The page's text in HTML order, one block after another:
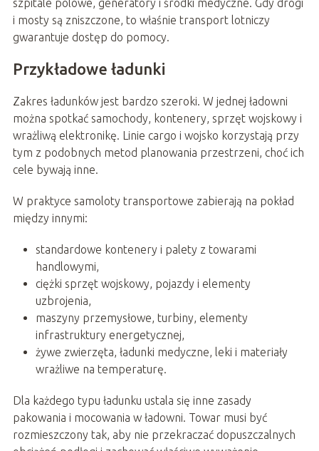
szpitale polowe, generatory i środki medyczne. Gdy drogi
i mosty są zniszczone, to właśnie transport lotniczy
gwarantuje dostęp do pomocy.
Przykładowe ładunki
Zakres ładunków jest bardzo szeroki. W jednej ładowni
można spotkać samochody, kontenery, sprzęt wojskowy i
wrażliwą elektronikę. Linie cargo i wojsko korzystają przy
tym z podobnych metod planowania przestrzeni, choć ich
cele bywają inne.
W praktyce samoloty transportowe zabierają na pokład
między innymi:
standardowe kontenery i palety z towarami
handlowymi,
ciężki sprzęt wojskowy, pojazdy i elementy
uzbrojenia,
maszyny przemysłowe, turbiny, elementy
infrastruktury energetycznej,
żywe zwierzęta, ładunki medyczne, leki i materiały
wrażliwe na temperaturę.
Dla każdego typu ładunku ustala się inne zasady
pakowania i mocowania w ładowni. Towar musi być
rozmieszczony tak, aby nie przekraczać dopuszczalnych